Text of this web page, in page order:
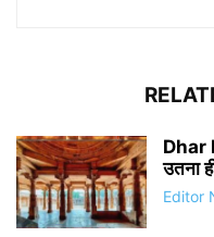
Dhar
उतना
Editor